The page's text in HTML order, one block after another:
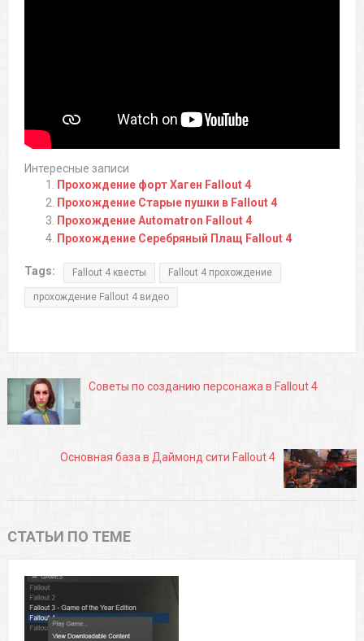
Интересные записи
Прохождение форт Хаген Fallout 4
Прохождение Старые пушки в Fallout 4
Прохождение Automatron Fallout 4
Прохождение Серебряный Плащ Fallout 4
Tags: Fallout 4 квесты Fallout 4 прохождение
прохождение Fallout 4 видео
Советы по созданию персонажа в Fallout 4
Основная база в Даймонд сити Fallout 4
СТАТЬИ ПО ТЕМЕ